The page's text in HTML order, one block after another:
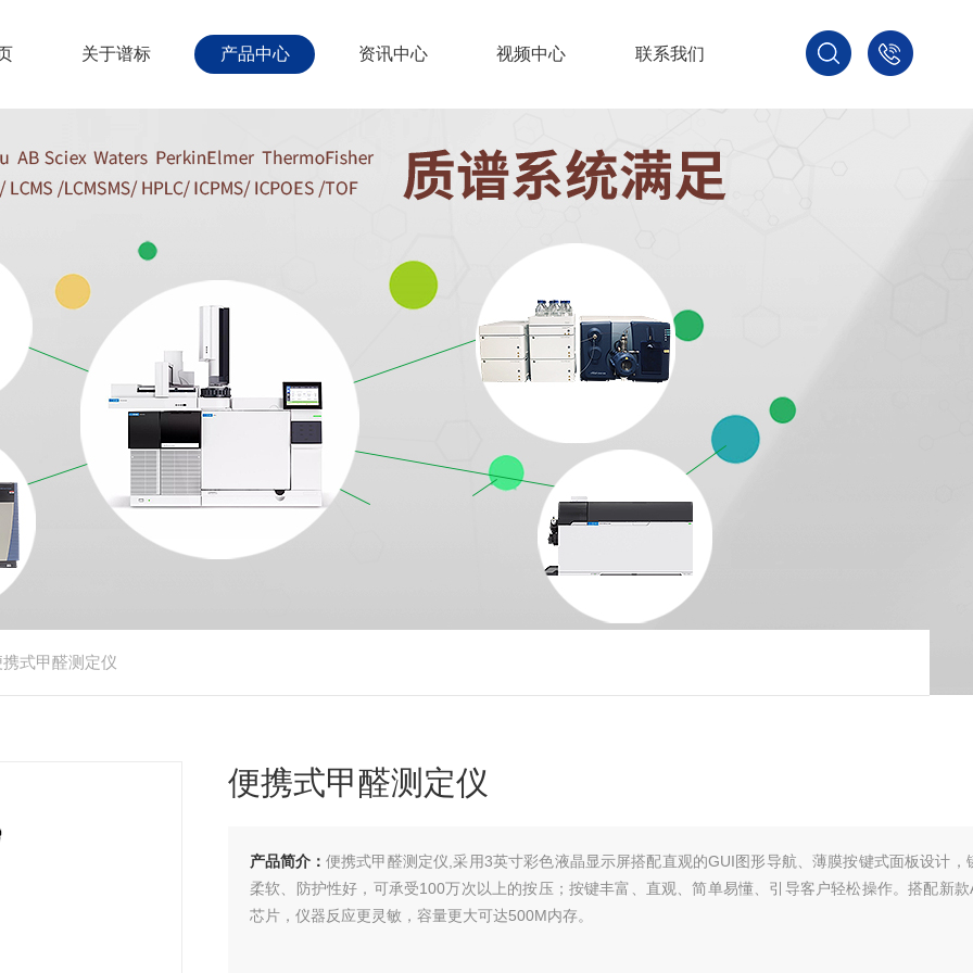
关于谱标 产品中心 资讯中心 视频中心 联系我们
式甲醛测定仪
便携式甲醛测定仪
产品简介： 便携式甲醛测定仪,采用3英寸彩色液晶显示屏搭配直观的GUI图形导航、薄膜按键式面板设计，
柔软、防护性好，可承受100万次以上的按压；按键丰富、直观、简单易懂、引导客户轻松操作。搭配新款
芯片，仪器反应更灵敏，容量更大可达500M内存。